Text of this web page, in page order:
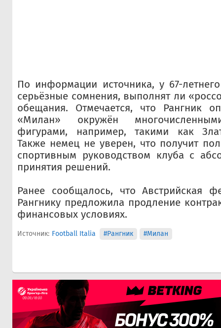
По информации источника, у 67-
серьёзные сомнения, выполнят ли
обещания. Отмечается, что Рангник
«Милан» окружён
фигурами, например, такими как
Также немец не уверен, что получит
спортивным руководством клуба с
принятия решений.
Ранее сообщалось, что Австрийская
Рангнику предложила продление
финансовых условиях.
Источник: Football Italia #Рангник #Милан